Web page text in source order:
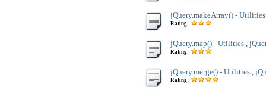
jQuery.makeArray() -
Rating :
jQuery.map() - Utilities ,
Rating :
jQuery.merge() - Utilities ,
Rating :